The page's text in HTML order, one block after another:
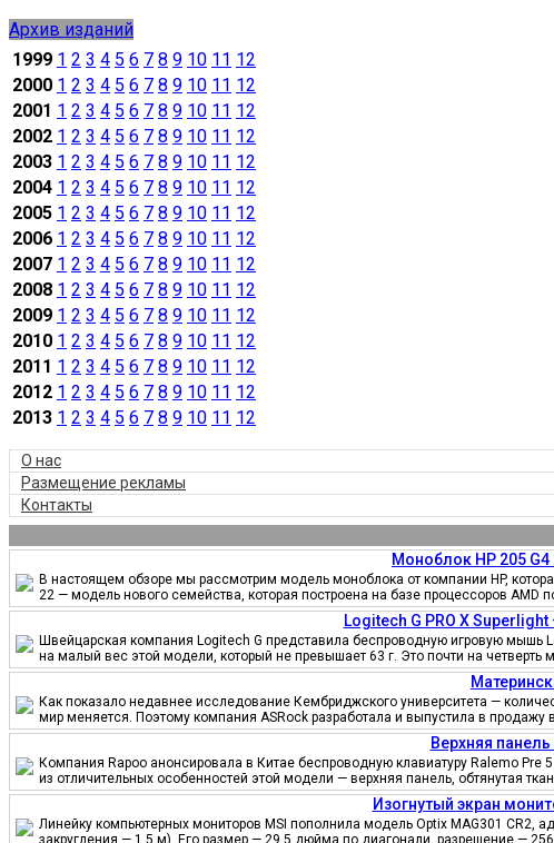
Архив изданий
1999 1 2 3 4 5 6 7 8 9 10 11 12
2000 1 2 3 4 5 6 7 8 9 10 11 12
2001 1 2 3 4 5 6 7 8 9 10 11 12
2002 1 2 3 4 5 6 7 8 9 10 11 12
2003 1 2 3 4 5 6 7 8 9 10 11 12
2004 1 2 3 4 5 6 7 8 9 10 11 12
2005 1 2 3 4 5 6 7 8 9 10 11 12
2006 1 2 3 4 5 6 7 8 9 10 11 12
2007 1 2 3 4 5 6 7 8 9 10 11 12
2008 1 2 3 4 5 6 7 8 9 10 11 12
2009 1 2 3 4 5 6 7 8 9 10 11 12
2010 1 2 3 4 5 6 7 8 9 10 11 12
2011 1 2 3 4 5 6 7 8 9 10 11 12
2012 1 2 3 4 5 6 7 8 9 10 11 12
2013 1 2 3 4 5 6 7 8 9 10 11 12
О нас
Размещение рекламы
Контакты
Моноблок HP 205
В настоящем обзоре мы рассмотрим модель моноблока от компании HP,
22 — модель нового семейства, которая построена на базе процессоров AMD
Logitech G PRO X
Швейцарская компания Logitech G представила беспроводную игровую мышь
на малый вес этой модели, который не превышает 63 г. Это почти на
Как показало недавнее исследование Кембриджского университета —
мир меняется. Поэтому компания ASRock разработала и выпустила в
Верхняя
Компания Rapoo анонсировала в Китае беспроводную клавиатуру Ralemo
из отличительных особенностей этой модели — верхняя панель, обтянутая
Изогнутый экран
Линейку компьютерных мониторов MSI пополнила модель Optix MAG301
закругления — 1,5 м). Его размер — 29,5 дюйма по диагонали, разрешение —